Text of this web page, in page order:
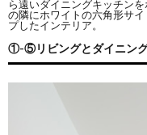
ら遠いダイニングキッチン
の隣にホワイトの六角形サ
プしたインテリア。
①-⑤リビングとダイニン